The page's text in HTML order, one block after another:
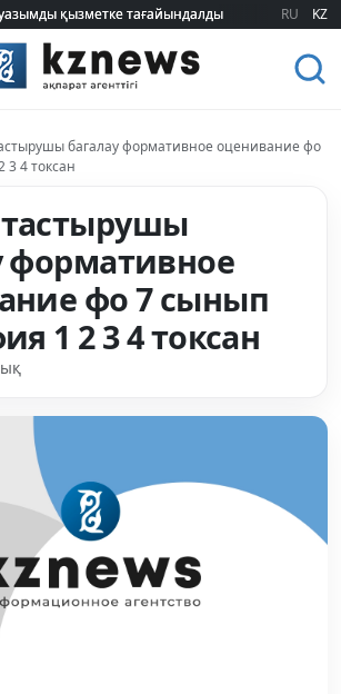
қызметке тағайындалды
қызметке тағайындалды RU KZ
багалау формативное оценивание фо
3 4 токсан
формативное
фо 7 сынып
1 2 3 4 токсан